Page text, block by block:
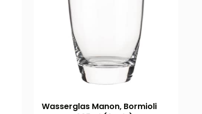
Wasserglas Manon, Bormioli